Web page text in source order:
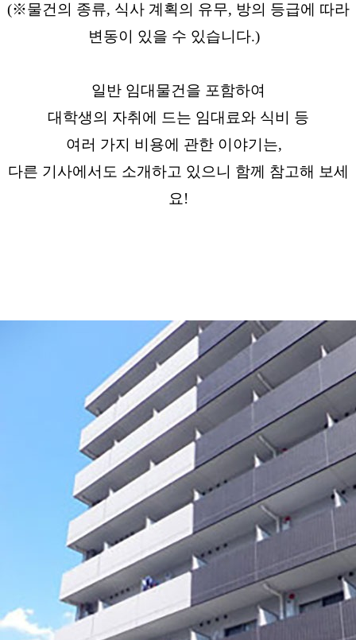
(※물건의 종류, 식사 계획의 유무, 방의 등급에 따라
변동이 있을 수 있습니다.)
일반 임대물건을 포함하여
대학생의 자취에 드는 임대료와 식비 등
여러 가지 비용에 관한 이야기는,
다른 기사에서도 소개하고 있으니 함께 참고해 보세
요!